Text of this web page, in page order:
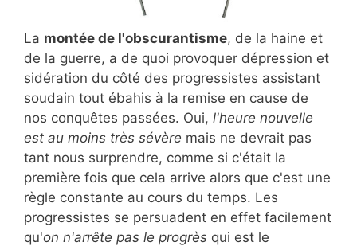
La montée de l'obscurantisme, de la haine et
de la guerre, a de quoi provoquer dépression et
sidération du côté des progressistes assistant
soudain tout ébahis à la remise en cause de
nos conquêtes passées. Oui, l'heure nouvelle
est au moins très sévère mais ne devrait pas
tant nous surprendre, comme si c'était la
première fois que cela arrive alors que c'est une
règle constante au cours du temps. Les
progressistes se persuadent en effet facilement
qu'on n'arrête pas le progrès qui est le